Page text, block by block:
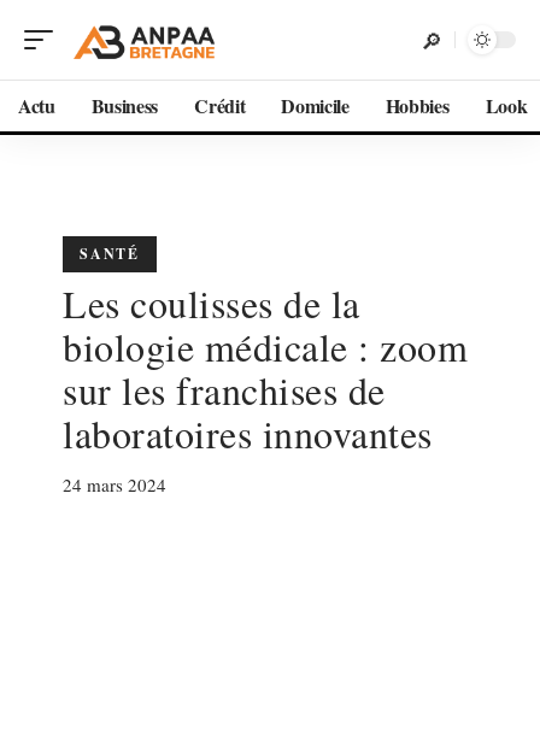
Actu Business Crédit Domicile Hobbies Look
SANTÉ
Les coulisses de la
biologie médicale : zoom
sur les franchises de
laboratoires innovantes
24 mars 2024